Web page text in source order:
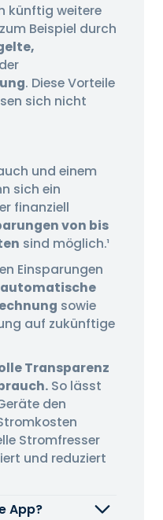
künftig weitere
Beispiel durch
. Diese Vorteile
sich nicht
und einem
sich ein
finanziell
von bis
sind möglich.¹
Einsparungen
automatische
sowie
auf zukünftige
Transparenz
So lässt
den
Stromfresser
und reduziert
App?